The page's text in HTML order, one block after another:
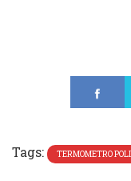
Tags: TERMOMETRO